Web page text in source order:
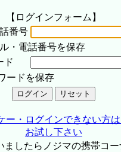
【ログインフォーム】
番号
・電話番号を保存
ド
ードを保存
ー・ログインできない方
お試し下さい
ましたらノジマの携帯コー